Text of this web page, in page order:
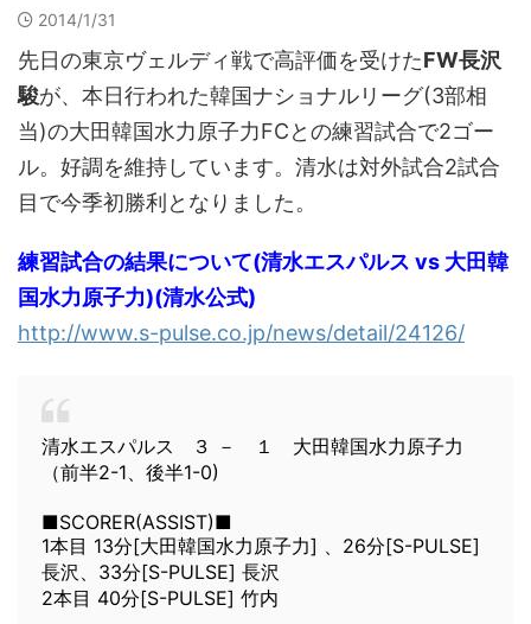
2014/1/31
先日の東京ヴェルディ戦で高評価を受けたFW長沢
駿が、本日行われた韓国ナショナルリーグ(3部相
当)の大田韓国水力原子力FCとの練習試合で2ゴー
ル。好調を維持しています。清水は対外試合2試合
目で今季初勝利となりました。
練習試合の結果について(清水エスパルス vs 大田韓
国水力原子力)(清水公式)
http://www.s-pulse.co.jp/news/detail/24126/
清水エスパルス ３ － １ 大田韓国水力原子力
（前半2-1、後半1-0)
■SCORER(ASSIST)■
1本目 13分[大田韓国水力原子力] 、26分[S-PULSE]
長沢、33分[S-PULSE] 長沢
2本目 40分[S-PULSE] 竹内